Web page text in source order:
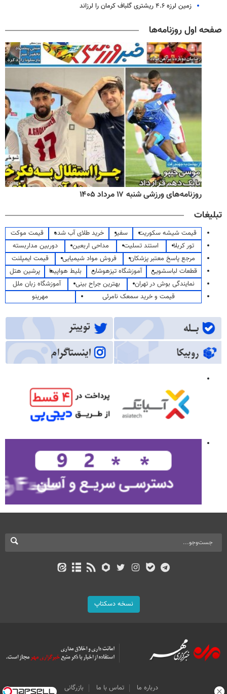
زمین لرزه ۴.۶ ریشتری گلباف کرمان را لرزاند
صفحه اول روزنامه‌ها
روزنامه‌های ورزشی شنبه ۱۷ مرداد ۱۴۰۵
تبلیغات
قیمت شیشه سکوریت سفیر خرید طلای آب شده
قیمت موکت
تور کربلا
استند تسلیت مداحی اربعین
دوربین مداربسته
مرجع پاسخ معتبر پزشکان
فروش مواد شیمیایی
قیمت ایمپلنت
قطعات لباسشویی
آموزشگاه تیزهوشان بلیط هواپیما
پرشین هتل
نمایندگی بوش در تهران
بهترین جراح بینی
آموزشگاه زبان ملل
قیمت و خرید سمعک نامرئی
مهرینو
نسخه دسکتاپ
درباره ما تماس با ما بازرگانی